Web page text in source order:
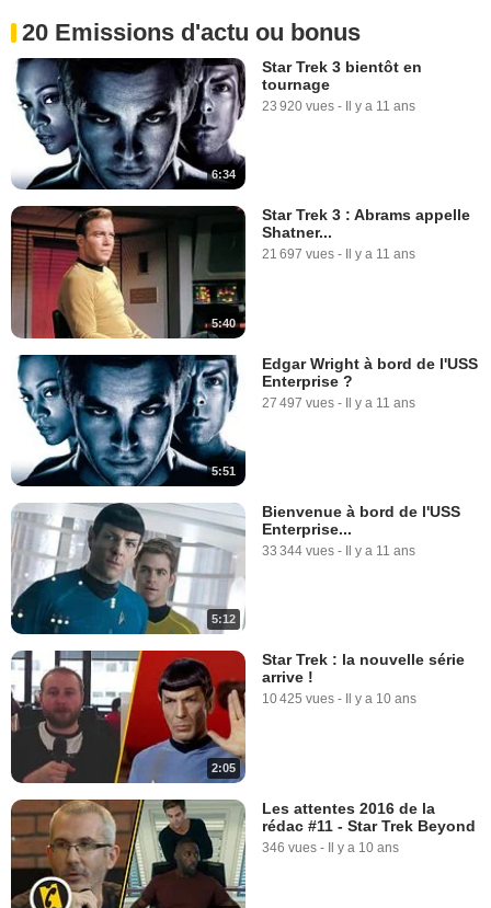
0:48
0:48
Star Trek Sans Limites : Spot
TV - "Millions"
695 vues -Il y a 10 ans
0:48
Star Trek Sans Limites : Spot
TV - "Fly"
3 331 vues - Il y a 10 ans
20 Emissions d'actu ou bonus
6:34
Star Trek 3 bientôt en
tournage
23 920 vues - Il y a 11 ans
5:40
Star Trek 3 : Abrams appelle
Shatner...
21 697 vues - Il y a 11 ans
5:51
Edgar Wright à bord de l'USS
Enterprise ?
27 497 vues - Il y a 11 ans
5:12
Bienvenue à bord de l'USS
Enterprise...
33 344 vues - Il y a 11 ans
2:05
Star Trek : la nouvelle série
arrive !
10 425 vues - Il y a 10 ans
Les attentes 2016 de la
rédac #11 - Star Trek Beyond
346 vues - Il y a 10 ans